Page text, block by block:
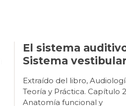
El sistema
Sistema
Extraído del libro, Audiología: Teoría y Práctica. Capítulo 2. Anatomía funcional y fisiopatología de los sistemas auditivo, vestibular y fonador. Origen de los receptores Desarrollo filogenético La percepción de la aceleración lineal y angular por los distintos receptores vestibulares permite que todas las especies animales que los poseen puedan orientarse en el espacio terrestre, aéreo y acuático de nuestro planeta. Esencialmente, desde que surgió la función del equilibrio en los primitivos organismos animales prehistóricos ha permanecido sin cambios hasta la actualidad, aunque morfológicamente los órganos sensoriales se han ido especializando y evolucionando según las diversas especies. El más simple es el estatocisto, consistente en una invaginación de la superficie animal (medusa, esponja) con líquido en su interior y una partícula calcárea que hace presión y desplaza los cilios de las células receptoras (localizadas en una región de la pared, similar a la mácula del sáculo). En función de la fuerza de la gravedad que se ejerce sobre dichas células, estos organismos mantienen una orientación espacial con sentido y dirección vertical. Posteriormente, en algunos moluscos, como el pulpo y la sepia, surgieron las primeras crestas, además del estatocisto, lo que permitió responder a movimientos de aceleración angular, con presencia de nistagmo. La complejidad del laberinto posterior progresa en un grupo de vertebrados con la aparición de los primeros conductos semicirculares verticales y con el cierre de la invaginación del estatocisto, formando una vesícula aislada en el interior, con líquido de producción endógena (endolinfa). La lamprea alcanza una estructura de canales anterior y posterior (con dilataciones bullosas, las ampollas, cada una con un primitivo receptor en forma de cresta), comunicados por un saco bilobulado con mácula sacular y utricular separadas, donde se localizan las células sensoriales. La aparición del canal semicircular horizontal en los primeros peces óseos y cartilaginosos (con mandíbula) permitió un mayor control del espacio tridimensional. A partir del máximo desarrollo de dichas estructuras vestibulares en los peces modernos (hace 100 millones de años), se ha llegado al más alto grado de perfección morfofuncional del órgano del equilibrio. En los vertebrados superiores, las vías nerviosas vestibulares centrales son cada vez más complejas debido a un desarrollo paralelo de aquellos sistemas aferentes que intervienen para mantener el equilibrio. Desarrollo ontogenético En un embrión humano de 19 a 21 días (2 mm de longitud corono- caudal), en el ectodermo superficial de la porción cefálica a la altura del rombo encéfalo, se diferencian las primitivas células que forman la placoda ótica. Tras su invaginación (fosa ótica), la separación de la superficie dará origen al otocisto o vesícula ótica (28 días). A partir de su porción dorsal derivarán las diferentes partes del sistema vestibular (laberinto posterior) y desde su porción ventral surgirán las estructuras de la cóclea (laberinto anterior). Hacia la quinta semana (embrión de 8-9 mm) se forman unos pliegues en la pared del otocisto que corresponderán a los receptores vestibulares. Estos se identifican como sáculo, utrículo y los tres conductos semicirculares (a las 6,5 semanas, 14 mm). En la décima semana (50 mm) todo el laberinto membranoso es muy evidente y se forma a su alrededor un modelo cartilaginoso a partir de la cápsula ótica mesenquimal (Sadler, 2012; Suárez y cols., 2007). Origen de las vías vestibulares centrales Desarrollo filogenético En los vertebrados superiores, las vías nerviosas vestibulares centrales son cada vez más complejas debido a un desarrollo paralelo de aquellos sistemas aferentes que intervienen para mantener el equilibrio (visión y propiocepción), cuyas respectivas vías nerviosas interactúan con la vestibular. La organización de los núcleos vestibulares supraespinales, integrados en la formación reticular, se empieza a observar en la lamprea, con dos agrupaciones neuronales (núcleos dorsal y ventral). A partir de los peces teleósteos se identifican cuatro agrupaciones que van aumentando en el número de células en los vertebrados superiores. Las conexiones vestíbulo-espinales son necesarias para el mantenimiento de la orientación corporal en los vertebrados primitivos. Cuando se incorporan funciones más complejas en animales más evolucionados, aparecen conexiones vestíbulo-cerebelosas y vestíbulo-oculares, siendo menos relevantes las vestíbulo-espinales (Bartual y Pérez, 1998). Desarrollo ontogenético A partir del primitivo ganglio estatoacústico-facial (embrión humano de 28 días), derivado de la porción ventral del otocisto y alojado en la mesénquima circundante, se diferencia (décima semana) el ganglio espiral (situado cerca del receptor auditivo en la cóclea) y el ganglio vestibular o de Scarpa (próximo al conducto auditivo interno). En estas primitivas neuronas ganglionares van apareciendo unas delgadas prolongaciones citoplasmáticas en polos opuestos de las células. La prolongación periférica (dendrita) se dirige hacia las respectivas regiones del laberinto membranoso, donde se localizarán los órganos sensoriales. La prolongación central (axón) se dirige a regiones del rombo encéfalo donde, a medida que progrese el desarrollo del sistema nervioso central, se diferenciarán las neuronas que constituirán los futuros núcleos vestibulares. Los órganos sensoriales vestibulares alcanzan una maduración con aspecto semejante al adulto hacia la vigésimo tercera semana de gestación. Entre la decimoprimera y la decimotercera semana, cuando se empiezan a diferenciar las células sensoriales en los epitelios de las regiones que corresponderán a las máculas y crestas ampulares, también se pueden identificar terminaciones nerviosas aferentes y eferentes, que se distribuyen por dicho epitelio y establecen algunas sinapsis. Los órganos sensoriales vestibulares alcanzan una maduración con aspecto semejante al adulto hacia la vigésimo tercera semana (Bartual y Pérez, 1998; Suárez y cols., 2007). Malformaciones del sistema vestibular Las malformaciones del oído interno que afectan a los conductos semicirculares y al acueducto del vestíbulo, son las que suelen causar vértigos en la infancia. Sin embargo, la malformación más frecuente, la dilatación del conducto semicircular horizontal, es raro que se asocie con un trastorno del equilibrio. Los casos de agenesia de los conductos semicirculares son poco frecuentes y suelen ocasionar un trastorno en la marcha. Las malformaciones del oído interno que afectan a los conductos semicirculares y al acueducto del vestíbulo, son las que suelen causar vértigos en la infancia. Anatomía del aparato vestibular periférico Figura 13Receptores sensoriales del equilibrio El sistema vestibular está constituido por el aparato vestibular (contenido dentro del oído interno, donde se encuentran los órganos receptores sensoriales periféricos) y por las vías vestibulares o vías nerviosas sensoriales centrales (aferente y eferente). Vestíbulo En el interior del vestíbulo del laberinto óseo se distinguen el utrículo y el sáculo del laberinto membranoso. Estos se comunican entre sí por el conducto utrículo-sacular, del que parte el conducto endolinfático (alojado en el acueducto vestibular) que acaba en el saco endolinfático situado en el espacio subdural de la cavidad craneal, al nivel de la cara posterior del peñasco. Las máculas sacular y utricular son órganos receptores integrados por células de soporte y células receptoras sensoriales ciliadas recubiertas por una membrana horizontal, con componentes mucopolisacáridos, sobre la que hay una serie de cristales de carbonato cálcico u otolitos. En las máculas utricular y sacular existe una línea imaginaria, la estriola, donde se organizan los manojos de células ciliares a ambos lados y con polarizaciones opuestas. El utrículo es una cavidad conectada a los conductos semicirculares. En el plano horizontal y en su parte anterior, se ubica la mácula (órgano otolítico), pequeña vesícula, aplanada transversalmente y adherida a la fosita semiovoidea, donde se sitúan las células sensoriales o ciliares. Estas son semejantes a las de las ampollas de los conductos semicirculares (con estereocilios y un kinocilio) y con la misma actividad eléctrica. La mácula del utrículo, al estar colocada en el suelo, tiene una orientación horizontal, captando las lateralizaciones hacia los lados, o las inclinaciones de la cabeza y sus desplazamientos lineales hacia atrás y hacia delante. El sáculo está situado por debajo del utrículo, es una pequeña vesícula redondeada adherida a la fosita hemisférica. Al nivel de esta fosita se encuentra la mácula del sáculo. En las máculas utricular y sacular existe una línea imaginaria (estriola) donde se organizan los manojos de células ciliares a ambos lados y con polarizaciones opuestas. Los estereocilios, están inmersos en una sustancia gelatinosa, la membrana otolítica, que soporta concreciones calcáreas (carbonato cálcico), los otolitos o estatoconias. Estos ejercen una acción gravitacional sobre el conjunto de estereocilios y de la sustancia gelatinosa. Los otolitos están anclados en la masa